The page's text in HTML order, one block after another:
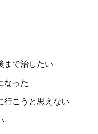
まで治したい
なった
行こうと思えない